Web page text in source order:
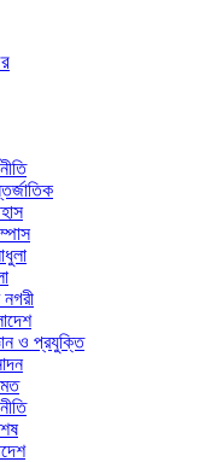
নগরী
ও প্রযুক্তি